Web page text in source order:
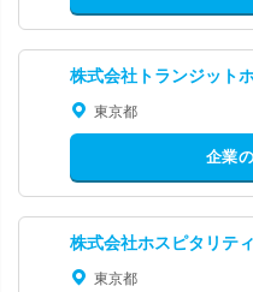
株式会社トランジット
東京都
企業
株式会社ホスピタリテ
東京都